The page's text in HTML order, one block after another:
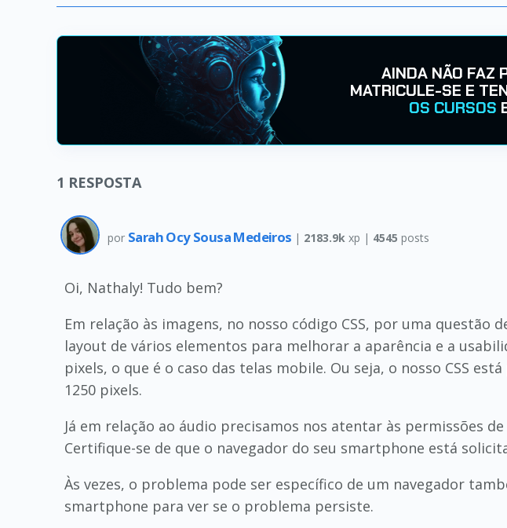
AINDA NÃO FAZ
MATRICULE-SE E
OS CURSOS
1 RESPOSTA
por Sarah Ocy Sousa Medeiros | 2183.9k xp | 4545 posts
Oi, Nathaly! Tudo bem?
Em relação às imagens, no nosso código CSS, por uma
layout de vários elementos para melhorar a aparência e a
pixels, o que é o caso das telas mobile. Ou seja, o nosso CSS
1250 pixels.
Já em relação ao áudio precisamos nos atentar às permissões
Certifique-se de que o navegador do seu smartphone está
Às vezes, o problema pode ser específico de um navegador
smartphone para ver se o problema persiste.